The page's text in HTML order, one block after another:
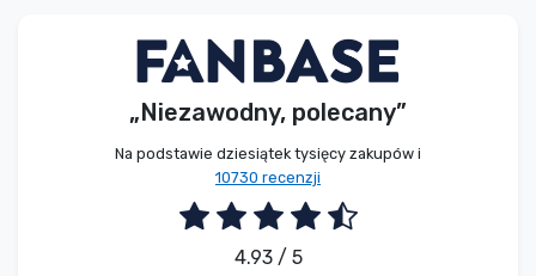
„Niezawodny, polecany”
Na podstawie dziesiątek tysięcy zakupów i
10730 recenzji
4.93 / 5